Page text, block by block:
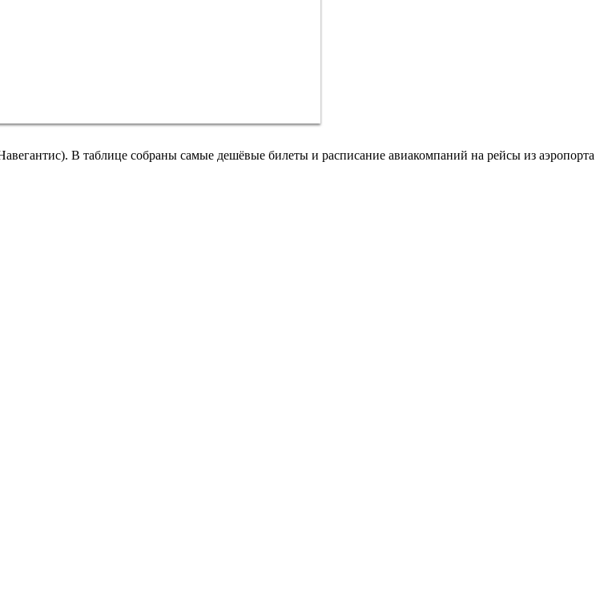
В таблице собраны самые дешёвые билеты и расписание авиакомпаний на рейсы из аэропорта